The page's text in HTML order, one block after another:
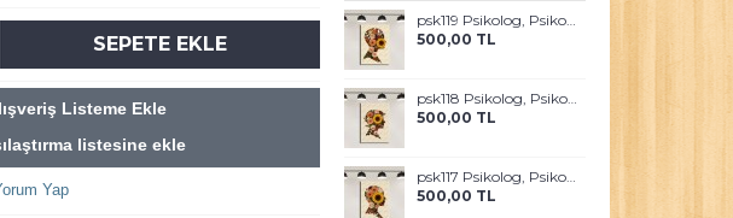
psk119 Psikolog, Psikoterapi ve Psikiyatri Merkezi, Terapi Odası Tablosu Sanatla Terapi
500,00 TL
psk118 Psikolog, Psikoterapi ve Psikiyatri Merkezi, Terapi Odası Tablosu Sanatla Terapi
500,00 TL
psk117 Psikolog, Psikoterapi ve Psikiyatri Merkezi, Terapi Odası Tablosu Sanatla Terapi
500,00 TL
SEPETE EKLE
Listeme Ekle
listesine ekle
Yap